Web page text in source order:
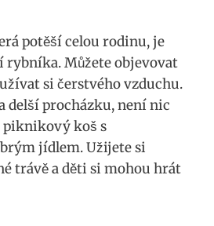
potěší celou rodinu, je
rybníka. Můžete objevovat
si čerstvého vzduchu.
delší procházku, není nic
piknikový koš s
jídlem. Užijete si
trávě a děti si mohou hrát